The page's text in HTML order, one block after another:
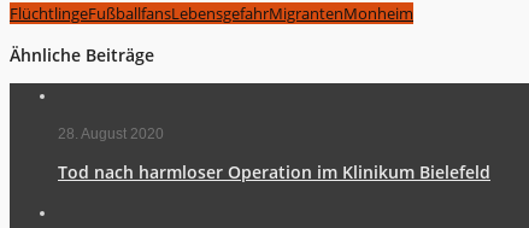
FlüchtlingeFußballfansLebensgefahrMigrantenMonheim
Ähnliche Beiträge
28. August 2020
Tod nach harmloser Operation im Klinikum Bielefeld